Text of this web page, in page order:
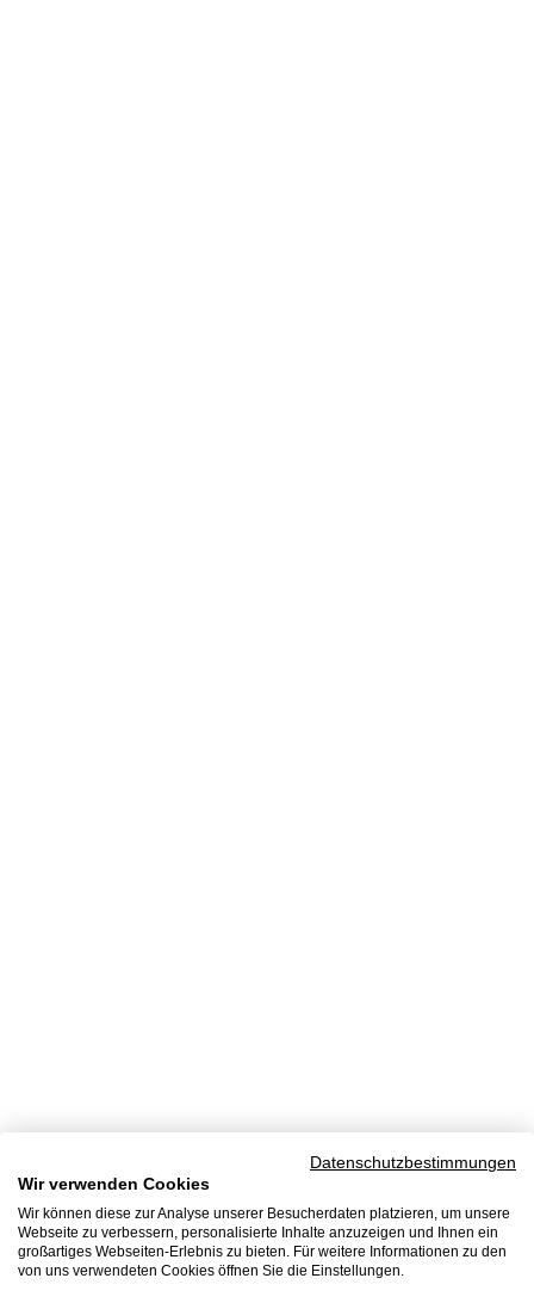
Datenschutzbestimmungen
Wir verwenden Cookies
Wir können diese zur Analyse unserer Besucherdaten platzieren, um unsere
Webseite zu verbessern, personalisierte Inhalte anzuzeigen und Ihnen ein
großartiges Webseiten-Erlebnis zu bieten. Für weitere Informationen zu den
von uns verwendeten Cookies öffnen Sie die Einstellungen.